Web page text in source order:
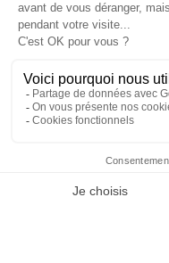
PRODUITS
NOTRE SOCIÉTÉ
VOTRE COMPTE